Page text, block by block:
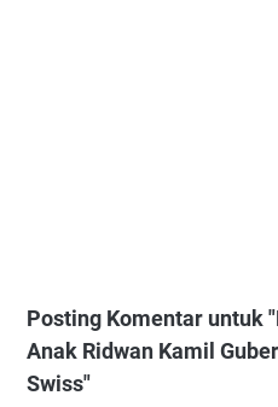
Posting Komentar untuk
Anak Ridwan Kamil
Swiss"